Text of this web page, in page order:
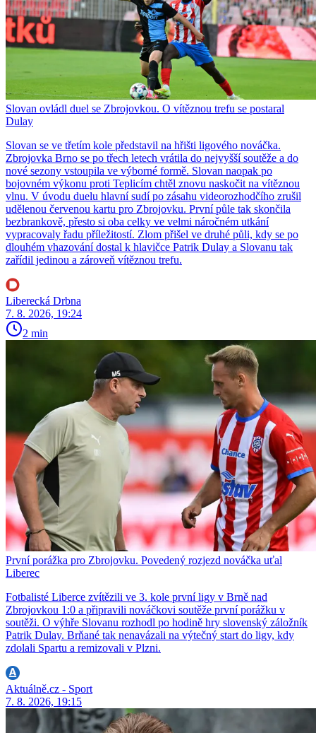
Slovan ovládl duel se Zbrojovkou. O vítěznou trefu se postaral
Dulay
Slovan se ve třetím kole představil na hřišti ligového nováčka.
Zbrojovka Brno se po třech letech vrátila do nejvyšší soutěže a do
nové sezony vstoupila ve výborné formě. Slovan naopak po
bojovném výkonu proti Teplicím chtěl znovu naskočit na vítěznou
vlnu. V úvodu duelu hlavní sudí po zásahu videorozhodčího zrušil
udělenou červenou kartu pro Zbrojovku. První půle tak skončila
bezbrankově, přesto si oba celky ve velmi náročném utkání
vypracovaly řadu příležitostí. Zlom přišel ve druhé půli, kdy se po
dlouhém vhazování dostal k hlavičce Patrik Dulay a Slovanu tak
zařídil jedinou a zároveň vítěznou trefu.
Liberecká Drbna
7. 8. 2026, 19:24
2 min
První porážka pro Zbrojovku. Povedený rozjezd nováčka uťal
Liberec
Fotbalisté Liberce zvítězili ve 3. kole první ligy v Brně nad
Zbrojovkou 1:0 a připravili nováčkovi soutěže první porážku v
soutěži. O výhře Slovanu rozhodl po hodině hry slovenský záložník
Patrik Dulay. Brňané tak nenavázali na výtečný start do ligy, kdy
zdolali Spartu a remizovali v Plzni.
Aktuálně.cz - Sport
7. 8. 2026, 19:15